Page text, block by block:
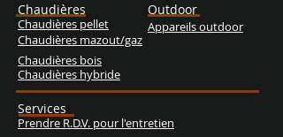
Chaudières
Chaudières pellet
Chaudières mazout/gaz
Chaudières bois
Chaudières hybride
Outdoor
Appareils outdoor
Services
Prendre R.D.V. pour l'entretien